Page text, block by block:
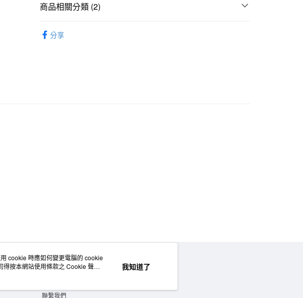
7-11取貨付款
商品相關分類 (2)
分享
務
會員服務
人才招募
聯繫我們
cookie 時應如何變更電腦的 cookie
得按本網站使用條款之 Cookie 聲明
我知道了